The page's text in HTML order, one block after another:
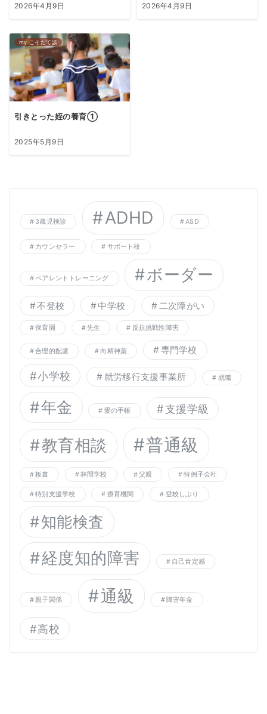
2026年4月9日 2026年4月9日
my こそだて談
引きとった姪の養育①
2025年5月9日
3歳児検診 ADHD ASD
カウンセラー サポート校
ペアレントトレーニング ボーダー
不登校 中学校 二次障がい
保育園 先生 反抗挑戦性障害
合理的配慮 向精神薬 専門学校
小学校 就労移行支援事業所 就職
年金 愛の手帳 支援学級
教育相談 普通級
板書 林間学校 父親 特例子会社
特別支援学校 療育機関 登校しぶり
知能検査
経度知的障害 自己肯定感
親子関係 通級 障害年金
高校